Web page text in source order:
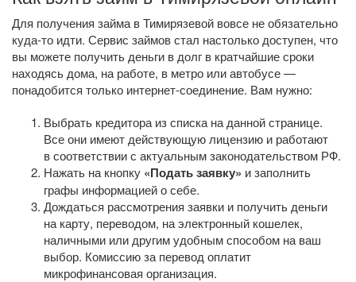
Для получения займа в Тимирязевой вовсе не обязательно
куда-то идти. Сервис займов стал настолько доступен, что
вы можете получить деньги в долг в кратчайшие сроки
находясь дома, на работе, в метро или автобусе —
понадобится только интернет-соединение. Вам нужно:
Выбрать кредитора из списка на данной странице.
Все они имеют действующую лицензию и работают
в соответствии с актуальным законодательством РФ.
Нажать на кнопку «Подать заявку» и заполнить
графы информацией о себе.
Дождаться рассмотрения заявки и получить деньги
на карту, переводом, на электронный кошелек,
наличными или другим удобным способом на ваш
выбор. Комиссию за перевод оплатит
микрофинансовая организация.